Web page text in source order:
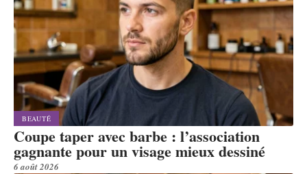
BEAUTÉ
Coupe taper avec barbe : l’association
gagnante pour un visage mieux dessiné
6 août 2026